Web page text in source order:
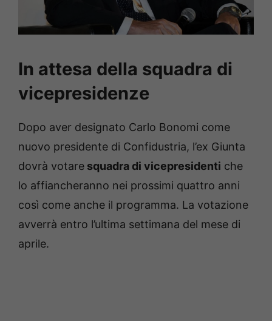
In attesa della squadra di
vicepresidenze
Dopo aver designato Carlo Bonomi come
nuovo presidente di Confidustria, l’ex Giunta
dovrà votare squadra di vicepresidenti che
lo affiancheranno nei prossimi quattro anni
così come anche il programma. La votazione
avverrà entro l’ultima settimana del mese di
aprile.